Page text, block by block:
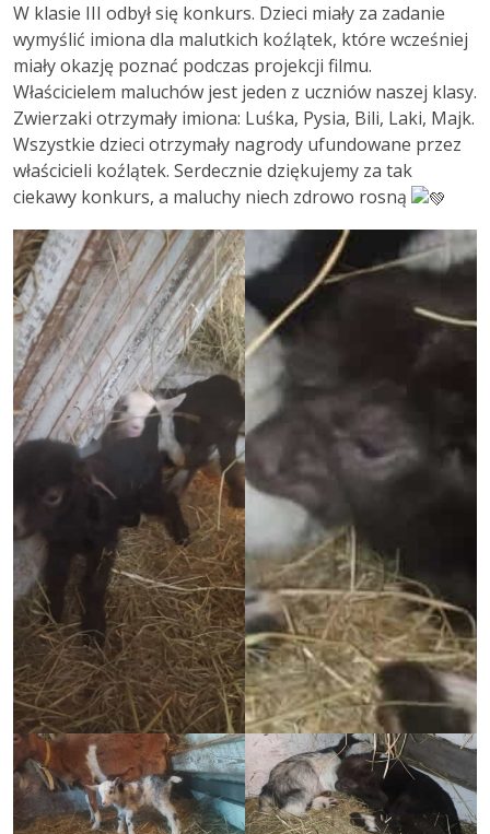
W klasie III odbył się konkurs. Dzieci miały za zadanie
wymyślić imiona dla malutkich koźlątek, które wcześniej
miały okazję poznać podczas projekcji filmu.
Właścicielem maluchów jest jeden z uczniów naszej klasy.
Zwierzaki otrzymały imiona: Luśka, Pysia, Bili, Laki, Majk.
Wszystkie dzieci otrzymały nagrody ufundowane przez
właścicieli koźlątek. Serdecznie dziękujemy za tak
ciekawy konkurs, a maluchy niech zdrowo rosną